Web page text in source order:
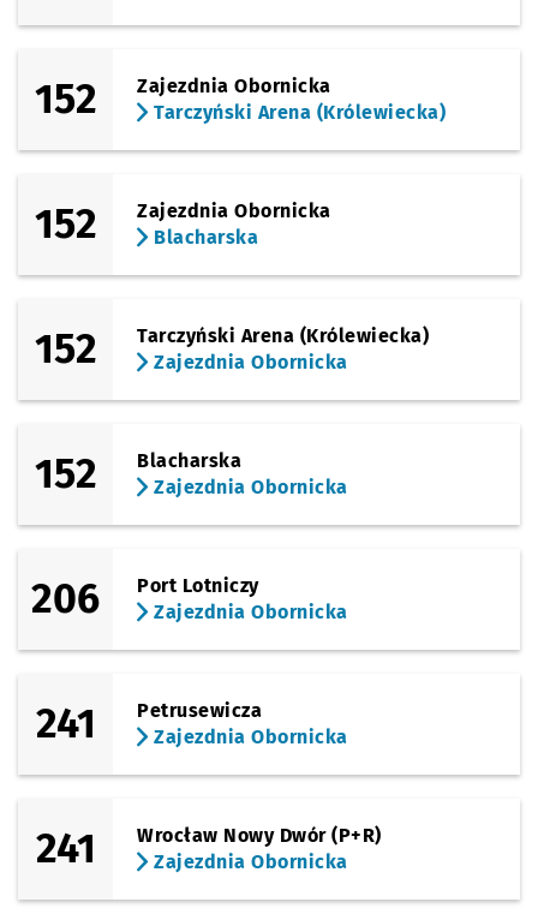
152
Zajezdnia Obornicka
Tarczyński Arena (Królewiecka)
152
Zajezdnia Obornicka
Blacharska
152
Tarczyński Arena (Królewiecka)
Zajezdnia Obornicka
152
Blacharska
Zajezdnia Obornicka
206
Port Lotniczy
Zajezdnia Obornicka
241
Petrusewicza
Zajezdnia Obornicka
241
Wrocław Nowy Dwór (P+R)
Zajezdnia Obornicka